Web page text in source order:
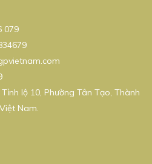
079
Tỉnh lộ 10, Phường Tân Tạo, Thành
Nam.